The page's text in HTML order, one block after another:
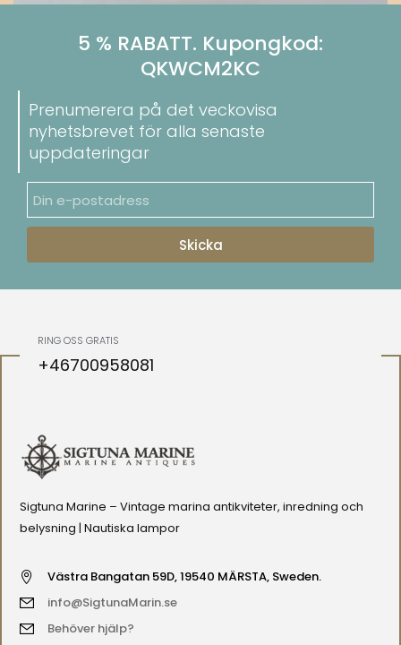
5 % RABATT. Kupongkod:
QKWCM2KC
Prenumerera på det veckovisa
nyhetsbrevet för alla senaste
uppdateringar
Skicka
RING OSS GRATIS
+46700958081
Sigtuna Marine – Vintage marina antikviteter, inredning och
belysning | Nautiska lampor
Västra Bangatan 59D, 19540 MÄRSTA, Sweden.
info@SigtunaMarin.se
Behöver hjälp?